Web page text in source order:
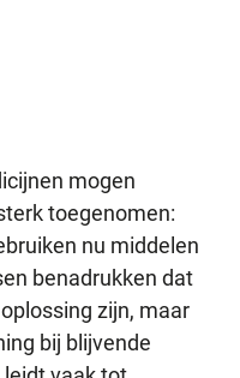
mogen
toegenomen:
nu middelen
benadrukken dat
zijn, maar
bij blijvende